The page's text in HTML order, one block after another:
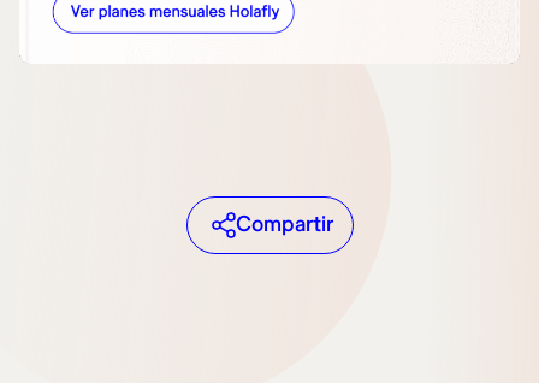
Compartir